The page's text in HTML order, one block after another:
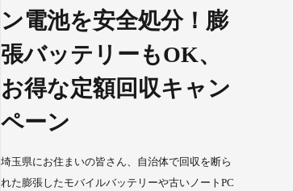
ン電池を安全処分！膨
張バッテリーもOK、
お得な定額回収キャン
ペーン
埼玉県にお住まいの皆さん、自治体で回収を断ら
れた膨張したモバイルバッテリーや古いノートPC